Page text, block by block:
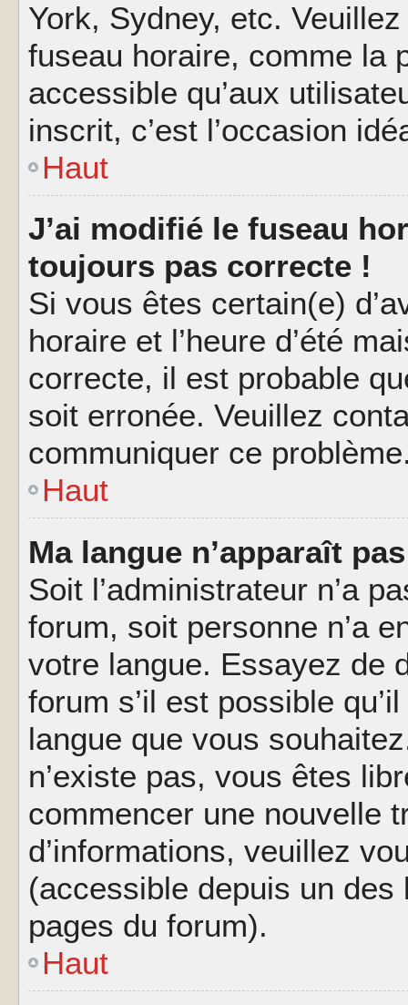
York, Sydney, etc.
fuseau horaire, comme la
accessible qu’aux
inscrit, c’est l’occasion
Haut
J’ai modifié le fuseau
toujours pas correcte !
Si vous êtes certain(e)
horaire et l’heure d’été
correcte, il est probable
soit erronée. Veuillez
communiquer ce
Haut
Ma langue n’apparaît
Soit l’administrateur n’a
forum, soit personne n’a
votre langue. Essayez de
forum s’il est possible
langue que vous
n’existe pas, vous êtes
commencer une nouvelle
d’informations, veuillez
(accessible depuis un
pages du forum).
Haut